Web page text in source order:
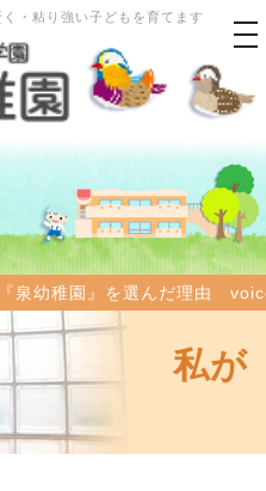
・粘り強い子どもを育てます
泉幼稚園』を選んだ理由
私が